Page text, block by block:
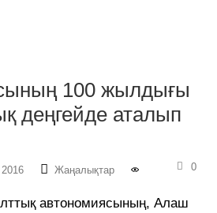
100 жылдығы
деңгейде аталып
Жаңалықтар 0
автономиясының, Алаш